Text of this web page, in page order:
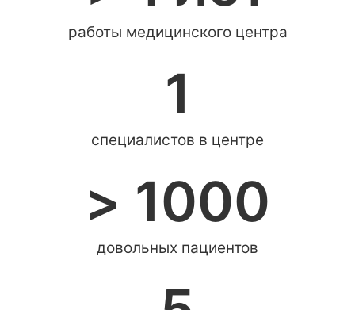
работы медицинского центра
1
специалистов в центре
> 1000
довольных пациентов